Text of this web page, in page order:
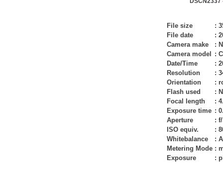
File size :
File date
:
Camera make
:
Camera model
:
Date/Time
:
Resolution
:
Orientation
:
Flash used
:
Focal length
:
Exposure time :
Aperture
:
ISO equiv.
:
Whitebalance
:
Metering Mode :
Exposure
: